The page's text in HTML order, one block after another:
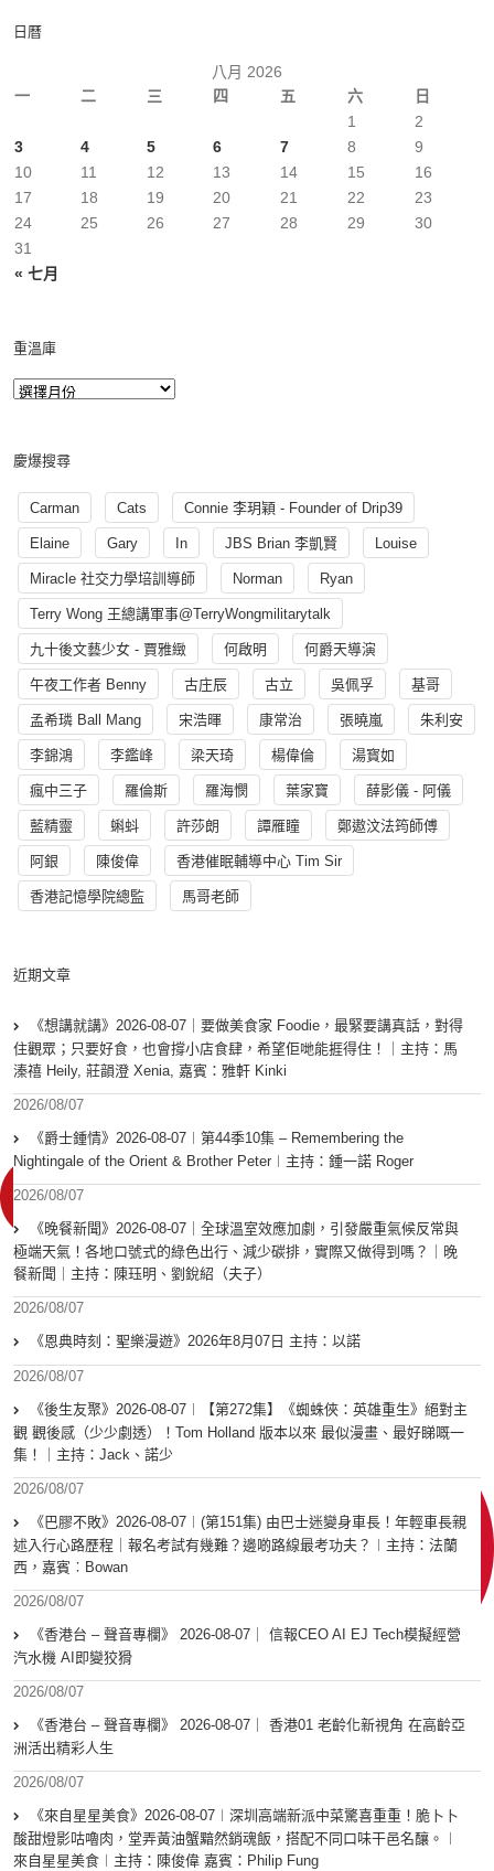
日曆
八月 2026
一
二 三 四 五 六 日
« 七月
1
2
3
4 5 6 7 8
9
10
11 12 13 14 15
16
17
18 19 20 21 22
23
24
25 26 27 28 29
30
31
重溫庫
慶爆搜尋
Carman Cats Connie 李玥穎 - Founder of Drip39
Elaine Gary In JBS Brian 李凱賢 Louise
Miracle 社交力學培訓導師 Norman Ryan
Terry Wong 王總講軍事@TerryWongmilitarytalk
九十後文藝少女 - 賈雅緻 何啟明 何爵天導演
午夜工作者 Benny 古庄辰 古立 吳佩孚 基哥
孟希璘 Ball Mang 宋浩暉 康常治 張曉嵐 朱利安
李錦鴻 李鑑峰 梁天琦 楊偉倫 湯寳如
瘋中三子 羅倫斯 羅海憫 葉家寶 薛影儀 - 阿儀
藍精靈 蝌蚪 許莎朗 譚雁瞳 鄭遨汶法筠師傅
阿銀 陳俊偉 香港催眠輔導中心 Tim Sir
香港記憶學院總監 馬哥老師
近期文章
《想講就講》2026-08-07｜要做美食家 Foodie，最緊要講真話，對得
住觀眾；只要好食，也會撐小店食肆，希望佢哋能捱得住！｜主持：馬
溱禧 Heily, 莊韻澄 Xenia, 嘉賓：雅軒 Kinki
2026/08/07
《爵士鍾情》2026-08-07︱第44季10集 – Remembering the
Nightingale of the Orient & Brother Peter︱主持：鍾一諾 Roger
2026/08/07
《晚餐新聞》2026-08-07｜全球溫室效應加劇，引發嚴重氣候反常與
極端天氣！各地口號式的綠色出行、減少碳排，實際又做得到嗎？｜晚
餐新聞｜主持：陳珏明、劉銳紹（夫子）
2026/08/07
《恩典時刻：聖樂漫遊》2026年8月07日 主持：以諾
2026/08/07
《後生友聚》2026-08-07︱【第272集】《蜘蛛俠：英雄重生》絕對主
觀 觀後感（少少劇透）！Tom Holland 版本以來 最似漫畫、最好睇嘅一
集！｜主持：Jack、諾少
2026/08/07
《巴膠不敗》2026-08-07︱(第151集) 由巴士迷變身車長！年輕車長親
述入行心路歷程｜報名考試有幾難？邊啲路線最考功夫？︱主持：法蘭
西，嘉賓︰Bowan
2026/08/07
《香港台 – 聲音專欄》 2026-08-07｜ 信報CEO AI EJ Tech模擬經營
汽水機 AI即變狡猾
2026/08/07
《香港台 – 聲音專欄》 2026-08-07｜ 香港01 老齡化新視角 在高齡亞
洲活出精彩人生
2026/08/07
《來自星星美食》2026-08-07︱深圳高端新派中菜驚喜重重！脆卜卜
酸甜燈影咕嚕肉，堂弄黃油蟹黯然銷魂飯，搭配不同口味干邑名釀。︱
來自星星美食︱主持：陳俊偉 嘉賓：Philip Fung